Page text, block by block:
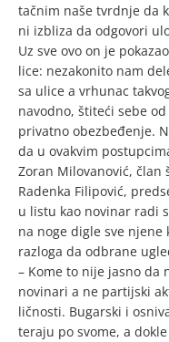
tačnim naše tvrdnje da
ni izbliza da odgovori
Uz sve ovo on je
lice: nezakonito nam
sa ulice a vrhunac
navodno, štiteći sebe
privatno obezbeđenje.
da u ovakvim
Zoran Milovanović, član
Radenka Filipović,
u listu kao novinar radi
na noge digle sve njene
razloga da odbrane
– Kome to nije jasno da
novinari a ne partijski
ličnosti. Bugarski i
teraju po svome, a